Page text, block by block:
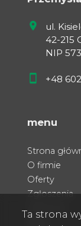
ul.
42-215
NIP
+48
menu
Strona
O firmie
Oferty
Zgłoszenia
Ta strona